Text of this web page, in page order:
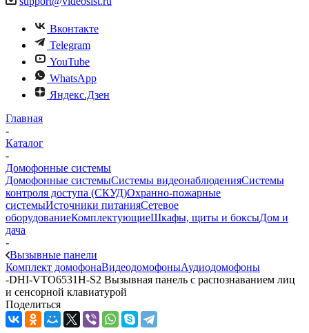
Вконтакте
Telegram
YouTube
WhatsApp
Яндекс.Дзен
Главная
-
Каталог
-
Домофонные системы
Домофонные системыСистемы видеонаблюденияСистемы
контроля доступа (СКУД)Охранно-пожарные
системыИсточники питанияСетевое
оборудованиеКомплектующиеШкафы, щиты и боксыДом и
дача
-
Вызывные панели
Комплект домофонаВидеодомофоныАудиодомофоны
-DHI-VTO6531H-S2 Вызывная панель c распознаванием лиц
и сенсорной клавиатурой
Поделиться